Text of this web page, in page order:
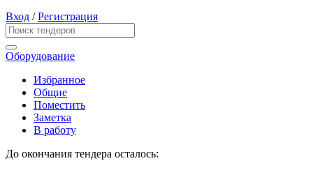
Вход /Регистрация
Оборудование
Избранное
Общие
Поместить
Заметка
В работу
До окончания тендера осталось: